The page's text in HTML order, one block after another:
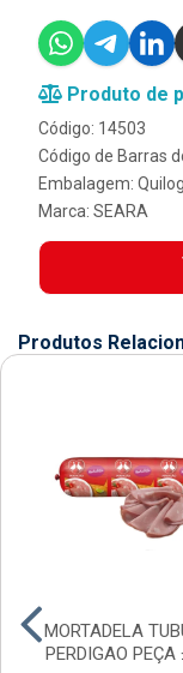
Produto de
Código: 14503
Código de Barras
Embalagem:
Marca: SEARA
Produtos
MORTADELA
PERDIGAO PEÇA